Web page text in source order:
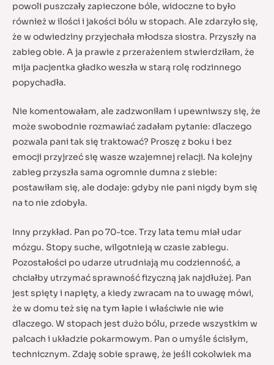
powoli puszczały zapieczone bóle, widoczne to było
również w ilości i jakości bólu w stopach. Ale zdarzyło się,
że w odwiedziny przyjechała młodsza siostra. Przyszły na
zabieg obie. A ja prawie z przerażeniem stwierdziłam, że
mija pacjentka gładko weszła w starą rolę rodzinnego
popychadła.
Nie komentowałam, ale zadzwoniłam i upewniwszy się, że
może swobodnie rozmawiać zadałam pytanie: dlaczego
pozwala pani tak się traktować? Proszę z boku i bez
emocji przyjrzeć się wasze wzajemnej relacji. Na kolejny
zabieg przyszła sama ogromnie dumna z siebie:
postawiłam się, ale dodaje: gdyby nie pani nigdy bym się
na to nie zdobyła.
Inny przykład. Pan po 70-tce. Trzy lata temu miał udar
mózgu. Stopy suche, wilgotnieją w czasie zabiegu.
Pozostałości po udarze utrudniają mu codzienność, a
chciałby utrzymać sprawność fizyczną jak najdłużej. Pan
jest spięty i napięty, a kiedy zwracam na to uwagę mówi,
że w domu też się na tym łapie i właściwie nie wie
dlaczego. W stopach jest dużo bólu, przede wszystkim w
palcach i układzie pokarmowym. Pan o umyśle ścisłym,
technicznym. Zdaję sobie sprawę, że jeśli cokolwiek ma